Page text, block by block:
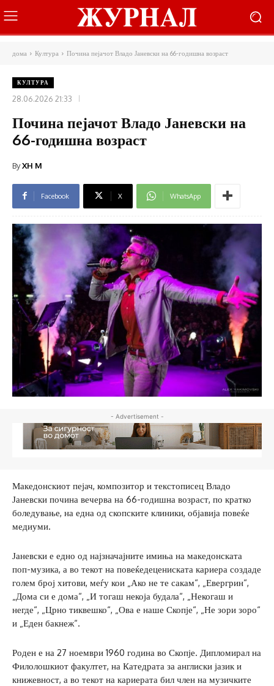
дома Култура Почина пејачот Владо Јаневски на 66-годишна возраст
КУЛТУРА
28.06.2026 21:33
Почина пејачот Владо Јаневски на
66-годишна возраст
ByXH M
Facebook X WhatsApp
- Advertisement -
Македонскиот пејач, композитор и текстописец Владо
Јаневски почина вечерва на 66-годишна возраст, по кратко
боледување, на една од скопските клиники, објавија повеќе
медиуми.
Јаневски е едно од најзначајните имиња на македонската
поп-музика, а во текот на повеќедецениската кариера создаде
голем број хитови, меѓу кои „Ако не те сакам“, „Евергрин“,
„Дома си е дома“, „И тогаш некоја будала“, „Некогаш и
негде“, „Црно тиквешко“, „Ова е наше Скопје“, „Не зори зоро“
и „Еден бакнеж“.
Роден е на 27 ноември 1960 година во Скопје. Дипломирал на
Филолошкиот факултет, на Катедрата за англиски јазик и
книжевност, а во текот на кариерата бил член на музичките